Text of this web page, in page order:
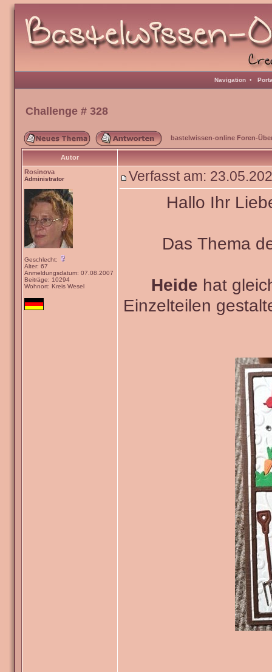
Navigation •
Challenge # 328
bastelwissen-online Foren-
Autor
Rosinova
Administrator
Geschlecht:
Alter: 67
Anmeldungsdatum: 07.08.2007
Beiträge: 10294
Wohnort: Kreis Wesel
Verfasst am:
Hallo Ihr
Das Thema
Heide hat
Einzelteilen